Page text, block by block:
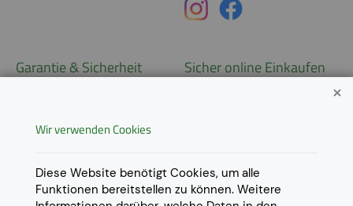
Garantie & Sicherheit
Datenschutz
Impressum
Sicher online Einkaufen
Lieferungen in weitere Länder
gerne aufAnfrage
Wir verwenden Cookies
Diese Website benötigt Cookies, um alle
Funktionen bereitstellen zu können. Weitere